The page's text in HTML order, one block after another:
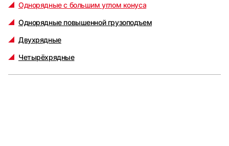
Однорядные с большим углом конуса
Однорядные повышенной грузоподъем
Двухрядные
Четырёхрядные